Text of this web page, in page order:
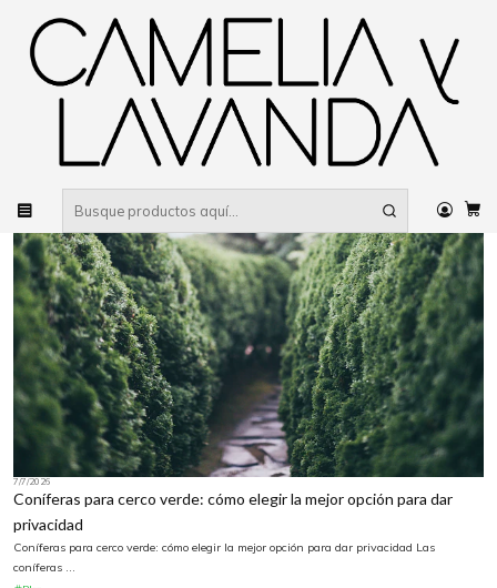
Inicio Planta Árboles Coníferos
7/7/2026
Coníferas para cerco verde: cómo elegir la mejor opción para dar
privacidad
Coníferas para cerco verde: cómo elegir la mejor opción para dar privacidad Las
coníferas ...